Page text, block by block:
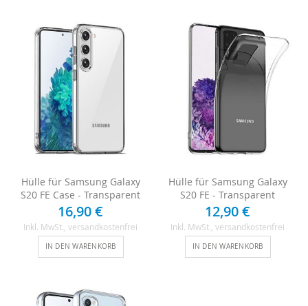
Hülle für Samsung Galaxy
S20 FE Case - Transparent
16,90 €
Inkl. MwSt. , versandkostenfrei
IN DEN WARENKORB
Hülle für Samsung Galaxy
S20 FE - Transparent
12,90 €
Inkl. MwSt. , versandkostenfrei
IN DEN WARENKORB